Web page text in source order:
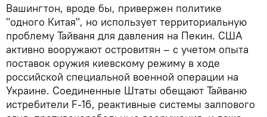
Вашингтон, вроде бы, привержен политике
"одного Китая", но использует территориальную
проблему Тайваня для давления на Пекин. США
активно вооружают островитян – с учетом опыта
поставок оружия киевскому режиму в ходе
российской специальной военной операции на
Украине. Соединенные Штаты обещают Тайваню
истребители F-16, реактивные системы залпового